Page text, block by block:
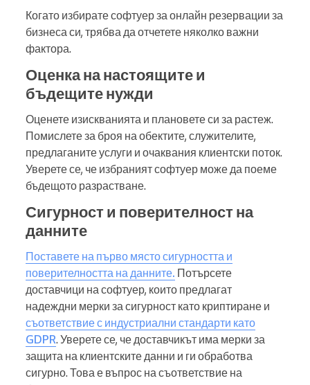
Когато избирате софтуер за онлайн резервации за
бизнеса си, трябва да отчетете няколко важни
фактора.
Оценка на настоящите и
бъдещите нужди
Оценете изискванията и плановете си за растеж.
Помислете за броя на обектите, служителите,
предлаганите услуги и очаквания клиентски поток.
Уверете се, че избраният софтуер може да поеме
бъдещото разрастване.
Сигурност и поверителност на
данните
Поставете на първо място сигурността и
поверителността на данните. Потърсете
доставчици на софтуер, които предлагат
надеждни мерки за сигурност като криптиране и
съответствие с индустриални стандарти като
GDPR. Уверете се, че доставчикът има мерки за
защита на клиентските данни и ги обработва
сигурно. Това е въпрос на съответствие на